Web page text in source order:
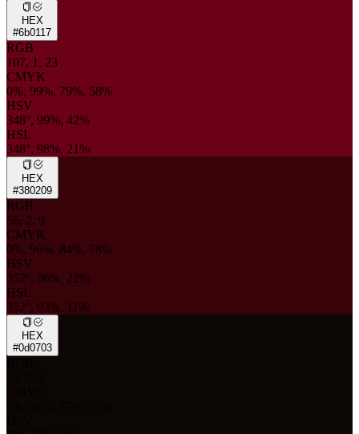
HEX
#6b0117
RGB
107, 1, 23
CMYK
0%, 99%, 79%, 58%
HSV
348°, 99%, 42%
HSL
348°, 98%, 21%
HEX
#380209
RGB
56, 2, 9
CMYK
0%, 96%, 84%, 78%
HSV
352°, 96%, 22%
HSL
352°, 93%, 11%
HEX
#0d0703